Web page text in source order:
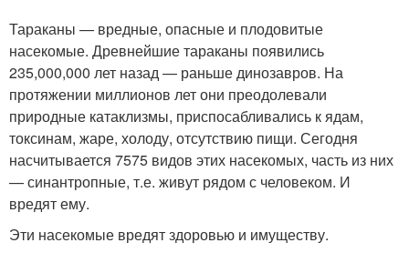
Тараканы — вредные, опасные и плодовитые
насекомые. Древнейшие тараканы появились
235,000,000 лет назад — раньше динозавров. На
протяжении миллионов лет они преодолевали
природные катаклизмы, приспосабливались к ядам,
токсинам, жаре, холоду, отсутствию пищи. Сегодня
насчитывается 7575 видов этих насекомых, часть из них
— синантропные, т.е. живут рядом с человеком. И
вредят ему.
Эти насекомые вредят здоровью и имуществу.